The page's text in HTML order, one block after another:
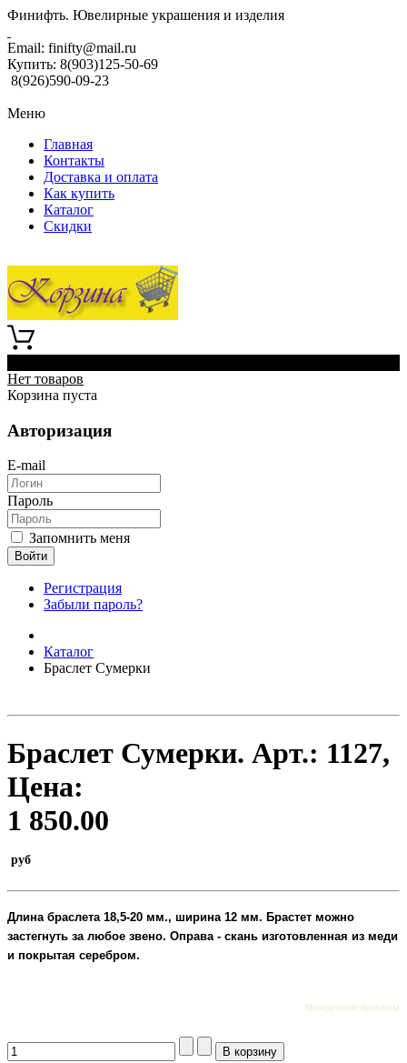
Финифть. Ювелирные украшения и изделия
Email: finifty@mail.ru
Купить: 8(903)125-50-69
8(926)590-09-23
Меню
Главная
Контакты
Доставка и оплата
Как купить
Каталог
Скидки
Нет товаров
Корзина пуста
Авторизация
E-mail
Пароль
Запомнить меня
Войти
Регистрация
Забыли пароль?
Каталог
Браслет Сумерки
Браслет Сумерки. Арт.: 1127,
Цена:
1 850.00
руб
Длина браслета 18,5-20 мм., ширина 12 мм. Брастет можно
застегнуть за любое звено. Оправа - скань изготовленная из меди
и покрытая серебром.
Молодежные браслеты